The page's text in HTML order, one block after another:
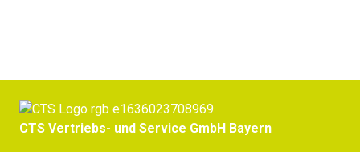
CTS Vertriebs- und Service GmbH Bayern